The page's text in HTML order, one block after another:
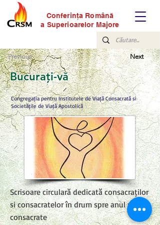
Conferinţa Română
a Superioarelor Majore
Previous Next
Bucurați-vă
Congregația pentru Institutele de Viață Consacrată și
Societățile de Viață Apostolică
Scrisoare circulară dedicată consacraților
și consacratelor în drum spre anul vieții
consacrate